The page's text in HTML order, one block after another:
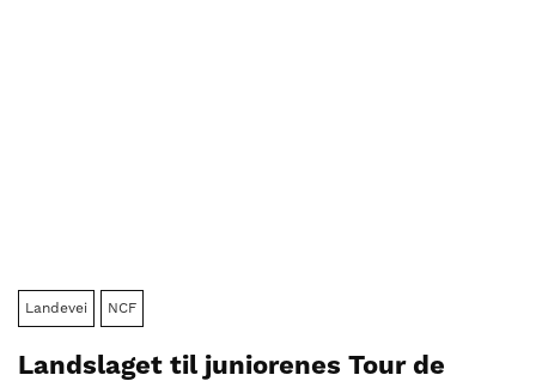
Landevei NCF
Landslaget til juniorenes Tour de